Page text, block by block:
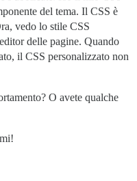
del tema. Il CSS è
vedo lo stile CSS
delle pagine. Quando
il CSS personalizzato non
O avete qualche